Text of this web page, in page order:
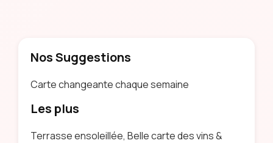
Nos Suggestions
Carte changeante chaque semaine
Les plus
Terrasse ensoleillée, Belle carte des vins &